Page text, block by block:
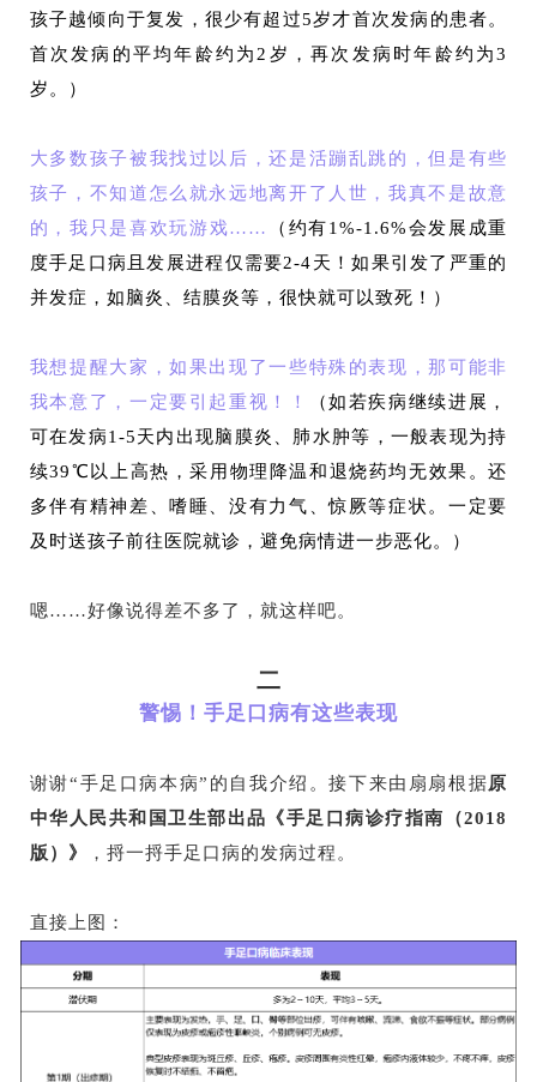
孩子越倾向于复发，很少有超过5岁才首次发病的患者。
首次发病的平均年龄约为2岁，再次发病时年龄约为3
岁。）
大多数孩子被我找过以后，还是活蹦乱跳的，但是有些
孩子，不知道怎么就永远地离开了人世，我真不是故意
的，我只是喜欢玩游戏……
（约有1%-1.6%会发展成重
度手足口病且发展进程仅需要2-4天！如果引发了严重的
并发症，如脑炎、结膜炎等，很快就可以致死！）
我想提醒大家，如果出现了一些特殊的表现，那可能非
我本意了，一定要引起重视！！
（如若疾病继续进展，
可在发病1-5天内出现脑膜炎、肺水肿等，一般表现为持
续39℃以上高热，采用物理降温和退烧药均无效果。还
多伴有精神差、嗜睡、没有力气、惊厥等症状。一定要
及时送孩子前往医院就诊，避免病情进一步恶化。）
嗯……好像说得差不多了，就这样吧。
二
警惕！手足口病有这些表现
谢谢“手足口病本病”的自我介绍。接下来由扇扇根据原
中华人民共和国卫生部出品《手足口病诊疗指南（2018
版）》
，捋一捋手足口病的发病过程。
直接上图：